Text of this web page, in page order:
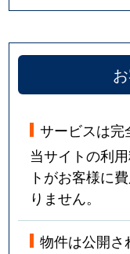
サービスは完
当サイトの利
トがお客様に
りません。
物件は公開さ